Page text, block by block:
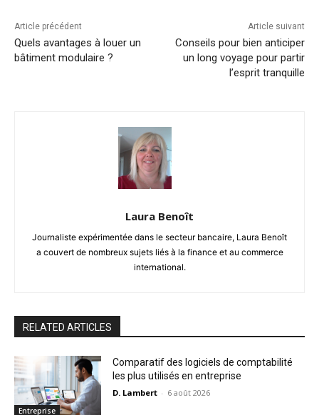
Article précédent
Quels avantages à louer un
bâtiment modulaire ?
Article suivant
Conseils pour bien anticiper
un long voyage pour partir
l’esprit tranquille
Laura Benoît
Journaliste expérimentée dans le secteur bancaire, Laura Benoît
a couvert de nombreux sujets liés à la finance et au commerce
international.
RELATED ARTICLES
Entreprise
Comparatif des logiciels de comptabilité
les plus utilisés en entreprise
D. Lambert - 6 août 2026